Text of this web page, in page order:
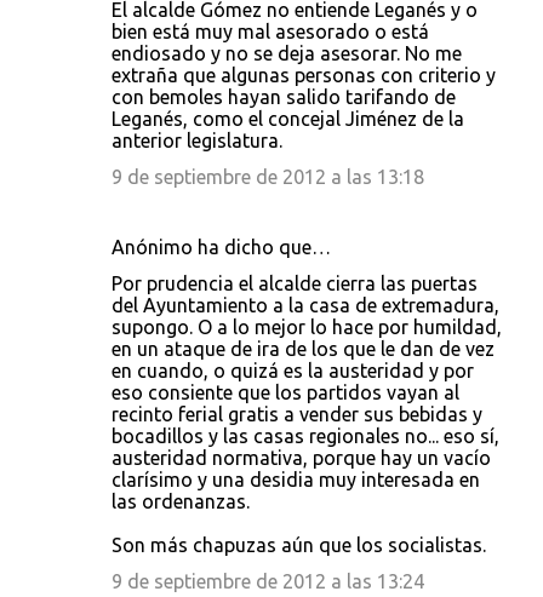
El alcalde Gómez no entiende Leganés y o
bien está muy mal asesorado o está
endiosado y no se deja asesorar. No me
extraña que algunas personas con criterio y
con bemoles hayan salido tarifando de
Leganés, como el concejal Jiménez de la
anterior legislatura.
9 de septiembre de 2012 a las 13:18
Anónimo ha dicho que…
Por prudencia el alcalde cierra las puertas
del Ayuntamiento a la casa de extremadura,
supongo. O a lo mejor lo hace por humildad,
en un ataque de ira de los que le dan de vez
en cuando, o quizá es la austeridad y por
eso consiente que los partidos vayan al
recinto ferial gratis a vender sus bebidas y
bocadillos y las casas regionales no... eso sí,
austeridad normativa, porque hay un vacío
clarísimo y una desidia muy interesada en
las ordenanzas.
Son más chapuzas aún que los socialistas.
9 de septiembre de 2012 a las 13:24